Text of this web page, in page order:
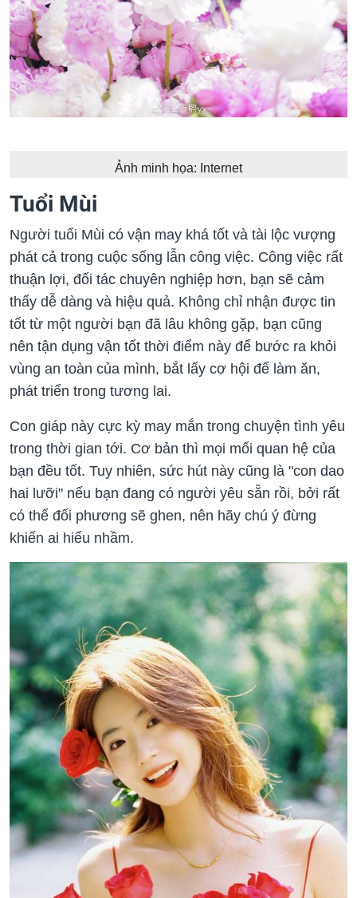
Ảnh minh họa: Internet
Tuổi Mùi
Người tuổi Mùi có vận may khá tốt và tài lộc vượng
phát cả trong cuộc sống lẫn công việc. Công việc rất
thuận lợi, đối tác chuyên nghiệp hơn, bạn sẽ cảm
thấy dễ dàng và hiệu quả. Không chỉ nhận được tin
tốt từ một người bạn đã lâu không gặp, bạn cũng
nên tận dụng vận tốt thời điểm này để bước ra khỏi
vùng an toàn của mình, bắt lấy cơ hội để làm ăn,
phát triển trong tương lai.
Con giáp này cực kỳ may mắn trong chuyện tình yêu
trong thời gian tới. Cơ bản thì mọi mối quan hệ của
bạn đều tốt. Tuy nhiên, sức hút này cũng là "con dao
hai lưỡi" nếu bạn đang có người yêu sẵn rồi, bởi rất
có thể đối phương sẽ ghen, nên hãy chú ý đừng
khiến ai hiểu nhầm.